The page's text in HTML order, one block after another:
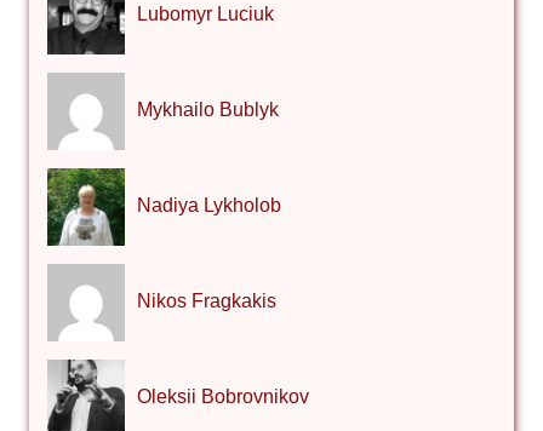
Lubomyr Luciuk
Mykhailo Bublyk
Nadiya Lykholob
Nikos Fragkakis
Oleksii Bobrovnikov